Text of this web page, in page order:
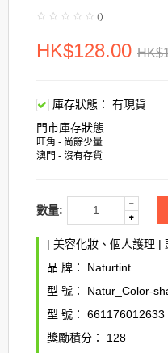
()
HK$128.00
庫存狀態：
有現貨
門市庫存狀態
旺角 - 尚餘少量
澳門 - 沒有存貨
數量:
| 美容化妝、個人護理 |
品 牌：
Naturtint
型 號：
Natur_Color-
型 號：
661176012633
獎勵積分：
128